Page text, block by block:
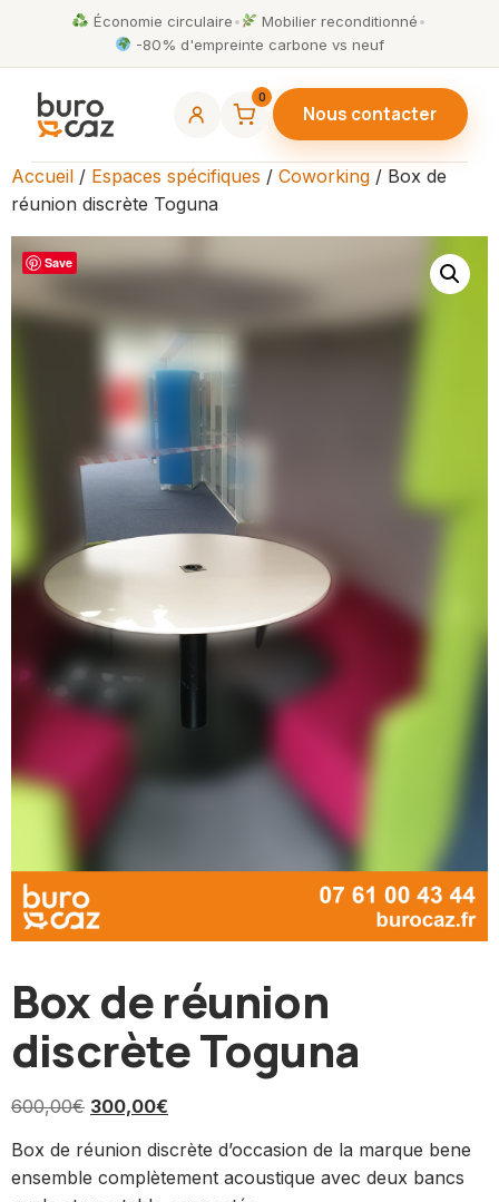
Économie circulaire• Mobilier reconditionné•
-80% d'empreinte carbone vs neuf
0
Nous contacter
Accueil / Espaces spécifiques / Coworking / Box de
réunion discrète Toguna
Save
Box de réunion
discrète Toguna
600,00€ 300,00€
Box de réunion discrète d’occasion de la marque bene
ensemble complètement acoustique avec deux bancs